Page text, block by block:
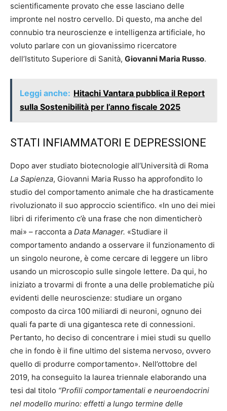
scientificamente provato che esse lasciano delle
impronte nel nostro cervello. Di questo, ma anche del
connubio tra neuroscienze e intelligenza artificiale, ho
voluto parlare con un giovanissimo ricercatore
dell’Istituto Superiore di Sanità, Giovanni Maria Russo.
Leggi anche: Hitachi Vantara pubblica il Report
sulla Sostenibilità per l’anno fiscale 2025
STATI INFIAMMATORI E DEPRESSIONE
Dopo aver studiato biotecnologie all’Università di Roma
La Sapienza, Giovanni Maria Russo ha approfondito lo
studio del comportamento animale che ha drasticamente
rivoluzionato il suo approccio scientifico. «In uno dei miei
libri di riferimento c’è una frase che non dimenticherò
mai» – racconta a Data Manager. «Studiare il
comportamento andando a osservare il funzionamento di
un singolo neurone, è come cercare di leggere un libro
usando un microscopio sulle singole lettere. Da qui, ho
iniziato a trovarmi di fronte a una delle problematiche più
evidenti delle neuroscienze: studiare un organo
composto da circa 100 miliardi di neuroni, ognuno dei
quali fa parte di una gigantesca rete di connessioni.
Pertanto, ho deciso di concentrare i miei studi su quello
che in fondo è il fine ultimo del sistema nervoso, ovvero
quello di produrre comportamento». Nell’ottobre del
2019, ha conseguito la laurea triennale elaborando una
tesi dal titolo “Profili comportamentali e neuroendocrini
nel modello murino: effetti a lungo termine delle